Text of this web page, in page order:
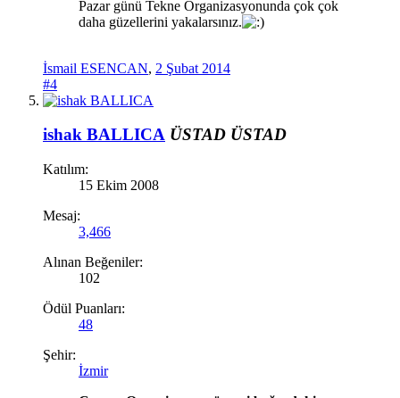
Pazar günü Tekne Organizasyonunda çok çok
daha güzellerini yakalarsınız.
İsmail ESENCAN, 2 Şubat 2014
#4
ishak BALLICA ÜSTAD ÜSTAD
Katılım:
15 Ekim 2008
Mesaj:
3,466
Alınan Beğeniler:
102
Ödül Puanları:
48
Şehir:
İzmir